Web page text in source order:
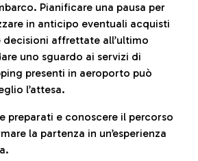
Pianificare una pausa per
in anticipo eventuali acquisti
affrettate all’ultimo
uno sguardo ai servizi di
presenti in aeroporto può
l’attesa.
preparati e conoscere il percorso
la partenza in un’esperienza